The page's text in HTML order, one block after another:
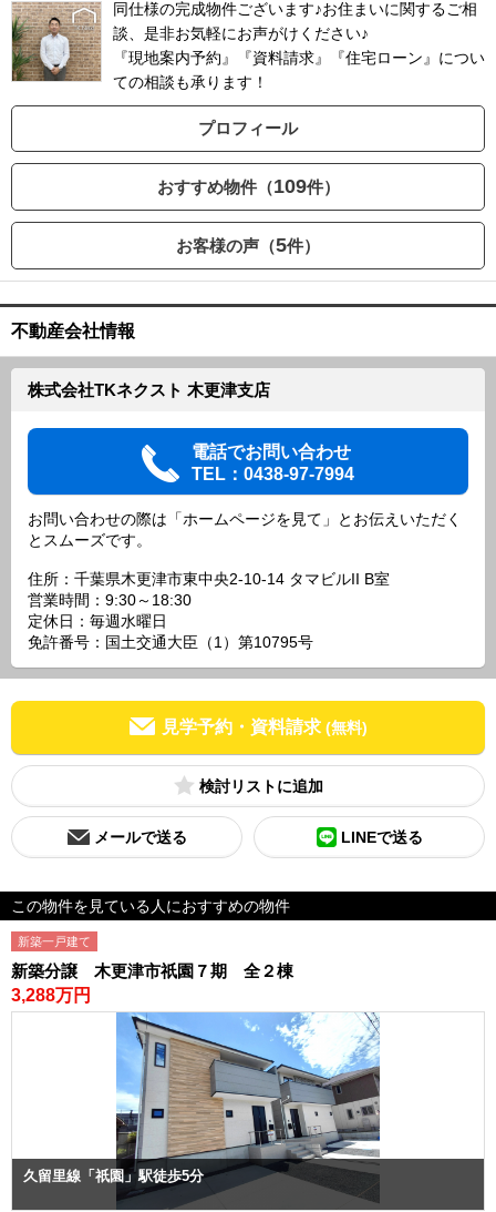
同仕様の完成物件ございます♪お住まいに関するご相
談、是非お気軽にお声がけください♪
『現地案内予約』『資料請求』『住宅ローン』につい
ての相談も承ります！
プロフィール
おすすめ物件（109件）
お客様の声（5件）
不動産会社情報
株式会社TKネクスト 木更津支店
電話でお問い合わせ
TEL：0438-97-7994
お問い合わせの際は「ホームページを見て」とお伝えいただく
とスムーズです。
住所：千葉県木更津市東中央2-10-14 タマビルII B室
営業時間：9:30～18:30
定休日：毎週水曜日
免許番号：国土交通大臣（1）第10795号
見学予約・資料請求 (無料)
検討リスト
メールで送る LINEで送る
この物件を見ている人におすすめの物件
新築一戸建て
新築分譲 木更津市祇園７期 全２棟
3,288万円
久留里線「祇園」駅徒歩5分